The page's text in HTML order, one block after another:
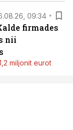
09:34
firmades
nii
miljonit eurot